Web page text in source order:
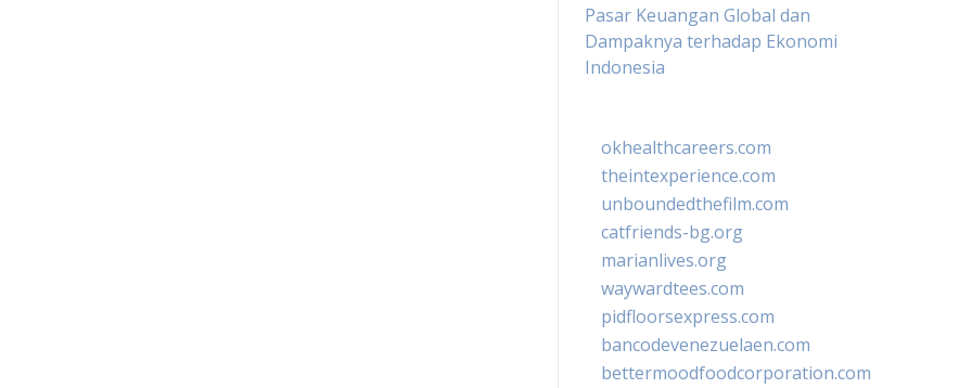
Pasar Keuangan Global dan
Dampaknya terhadap Ekonomi
Indonesia
okhealthcareers.com
theintexperience.com
unboundedthefilm.com
catfriends-bg.org
marianlives.org
waywardtees.com
pidfloorsexpress.com
bancodevenezuelaen.com
bettermoodfoodcorporation.com